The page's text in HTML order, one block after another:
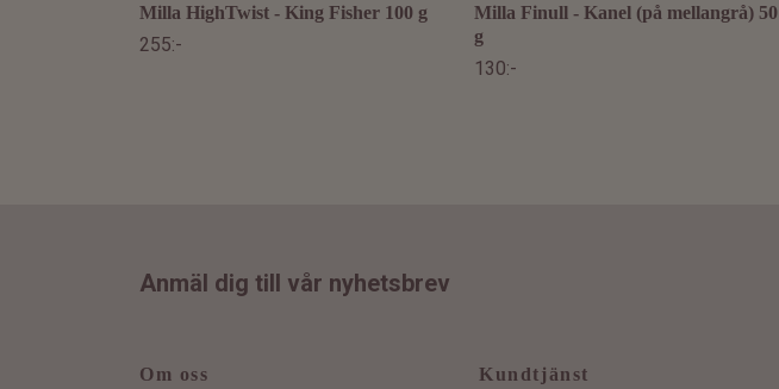
Milla HighTwist - King Fisher 100 g
255:-
Milla Finull - Kanel (på mellangrå) 50
g
130:-
Anmäl dig till vår nyhetsbrev
Om oss Kundtjänst